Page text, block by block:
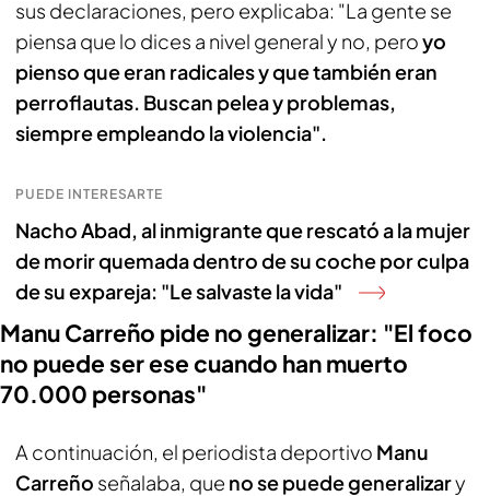
sus declaraciones, pero explicaba: "La gente se
piensa que lo dices a nivel general y no, peroyo
pienso que eran radicales y que también eran
perroflautas. Buscan pelea y problemas,
siempre empleando la violencia".
PUEDE INTERESARTE
Nacho Abad, al inmigrante que rescató a la mujer
de morir quemada dentro de su coche por culpa
de su expareja: "Le salvaste la vida"
Manu Carreño pide no generalizar: "El foco
no puede ser ese cuando han muerto
70.000 personas"
A continuación, el periodista deportivo Manu
Carreño señalaba, que no se puede generalizary